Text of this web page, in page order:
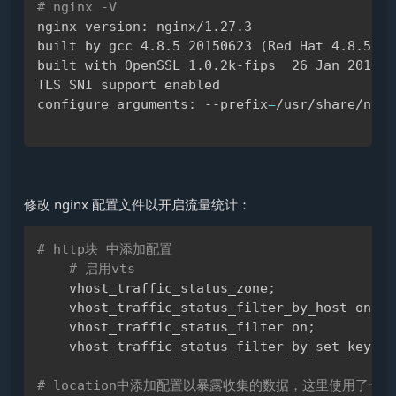
# nginx -V
nginx version: nginx/1.27.3
built by gcc 4.8.5 20150623
(Red Hat 4.8.5-44
built with OpenSSL 1.0.2k-fips  26 Jan 2017
TLS SNI support enabled
configure arguments: --prefix=/usr/share/
修改 nginx 配置文件以开启流量统计：
# http块 中添加配置
# 启用vts
    vhost_traffic_status_zone
;
    vhost_traffic_status_filter_by_host on
    vhost_traffic_status_filter on
;
    vhost_traffic_status_filter_by_set_key
# location中添加配置以暴露收集的数据，这里使用了一个